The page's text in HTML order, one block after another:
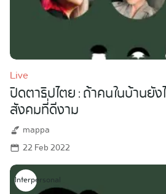
Live
ปิดตาธิปไตย : ถ้าคนในบ้านยั
สังคมที่ดีงาม
mappa
22 Feb 2022
Interpersonal